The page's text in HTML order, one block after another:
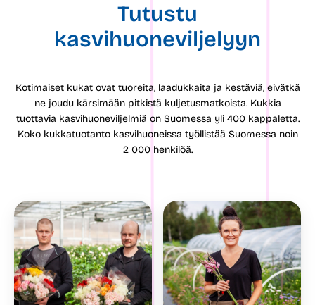
Tutustu
kasvihuoneviljelyyn
Kotimaiset kukat ovat tuoreita, laadukkaita ja kestäviä, eivätkä
ne joudu kärsimään pitkistä kuljetusmatkoista. Kukkia
tuottavia kasvihuoneviljelmiä on Suomessa yli 400 kappaletta.
Koko kukkatuotanto kasvihuoneissa työllistää Suomessa noin
2 000 henkilöä.